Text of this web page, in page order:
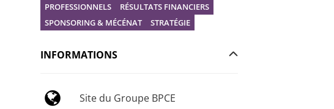
PROFESSIONNELS
RÉSULTATS FINANCIERS
SPONSORING & MÉCÉNAT
STRATÉGIE
INFORMATIONS
Site du Groupe BPCE